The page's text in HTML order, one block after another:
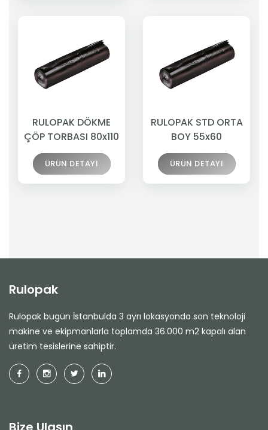
RULOPAK DÖKME
ÇÖP TORBASI 80x110
ÜRÜN DETAYI
RULOPAK STD ORTA
BOY 55x60
ÜRÜN DETAYI
Rulopak
Rulopak bugün İstanbulda 3 ayrı lokasyonda son teknoloji
makine ve ekipmanlarla toplamda 36.000 m2 kapalı alan
üretim tesislerine sahiptir.